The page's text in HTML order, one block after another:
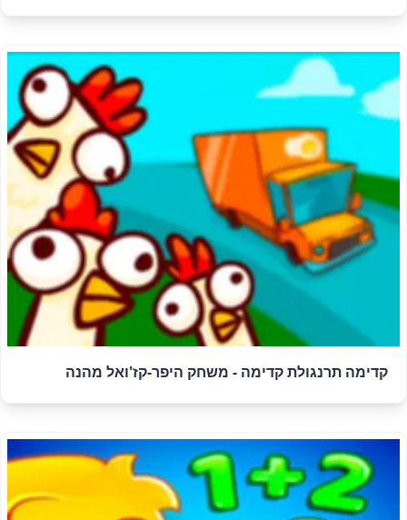
קדימה תרנגולת קדימה - משחק היפר-קז'ואל מהנה